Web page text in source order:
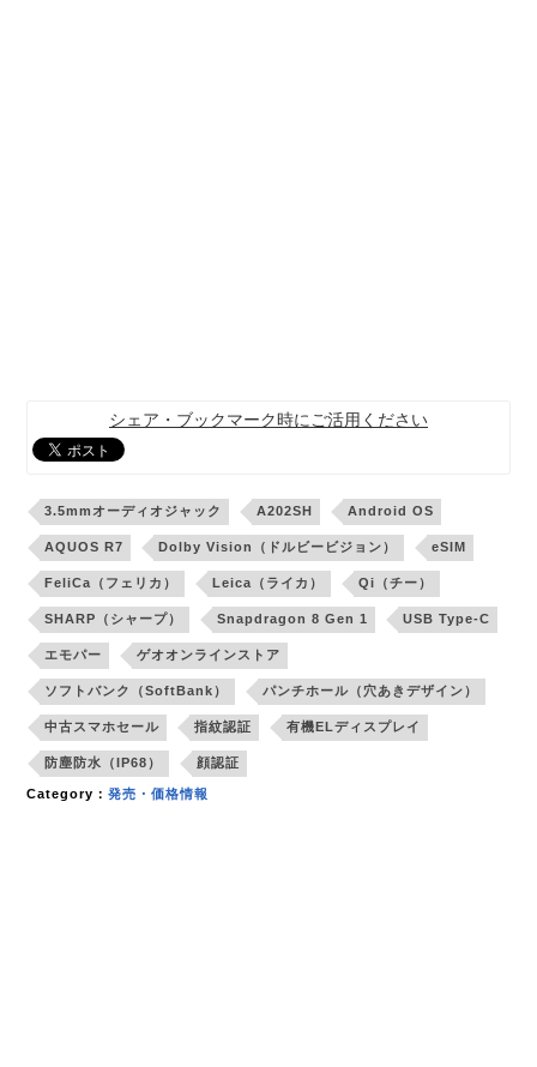
シェア・ブックマーク時にご活用ください
3.5mmオーディオジャック A202SH Android OS
AQUOS R7 Dolby Vision（ドルビービジョン） eSIM
FeliCa（フェリカ） Leica（ライカ） Qi（チー）
SHARP（シャープ） Snapdragon 8 Gen 1 USB Type-C
エモパー ゲオオンラインストア
ソフトバンク（SoftBank） パンチホール（穴あきデザイン）
中古スマホセール 指紋認証 有機ELディスプレイ
防塵防水（IP68） 顔認証
Category：発売・価格情報